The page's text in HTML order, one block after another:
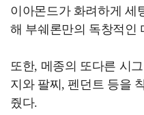
이아몬드가 화려하게 세
해 부쉐론만의 독창적인
또한, 메종의 또다른 시
지와 팔찌, 펜던트 등을
줬다.